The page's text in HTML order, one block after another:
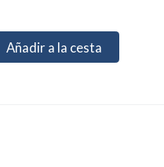
Añadir a la cesta